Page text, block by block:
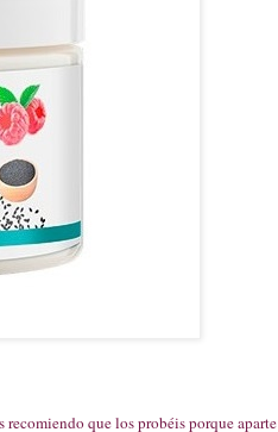
que los probéis porque aparte